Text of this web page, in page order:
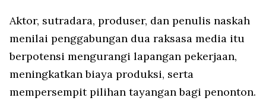
Aktor, sutradara, produser, dan penulis naskah
menilai penggabungan dua raksasa media itu
berpotensi mengurangi lapangan pekerjaan,
meningkatkan biaya produksi, serta
mempersempit pilihan tayangan bagi penonton.